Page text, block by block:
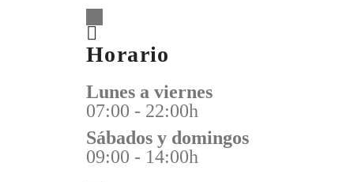
Horario
Lunes a viernes
07:00 - 22:00h
Sábados y domingos
09:00 - 14:00h